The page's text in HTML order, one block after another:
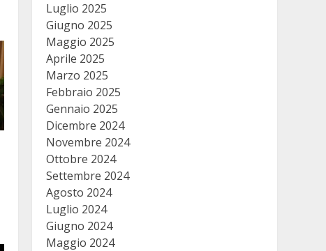
Luglio 2025
Giugno 2025
Maggio 2025
Aprile 2025
Marzo 2025
Febbraio 2025
Gennaio 2025
Dicembre 2024
Novembre 2024
Ottobre 2024
Settembre 2024
Agosto 2024
Luglio 2024
Giugno 2024
Maggio 2024